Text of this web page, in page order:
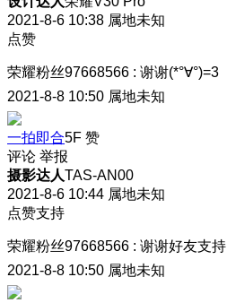
2021-8-6 10:38 属地未知
点赞
荣耀粉丝97668566 : 谢谢(*°∀°)=3
2021-8-8 10:50 属地未知
一拍即合5F 赞
评论 举报
摄影达人TAS-AN00
2021-8-6 10:44 属地未知
点赞支持
荣耀粉丝97668566 : 谢谢好友支持
2021-8-8 10:50 属地未知